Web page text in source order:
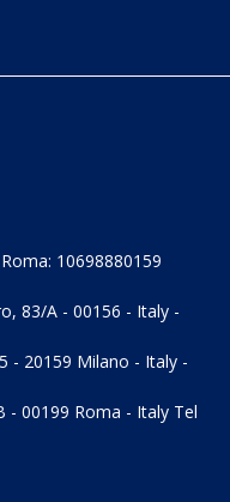
10698880159
83/A - 00156 - Italy -
- 20159 Milano - Italy -
- 00199 Roma - Italy Tel